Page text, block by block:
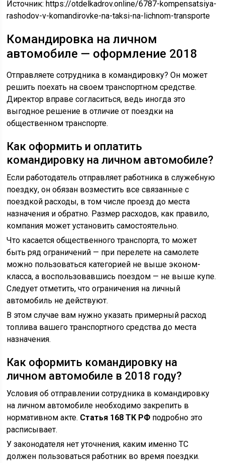
Источник:https://otdelkadrov.online/6787-kompensatsiya-
rashodov-v-komandirovke-na-taksi-na-lichnom-transporte
Командировка на личном
автомобиле — оформление 2018
Отправляете сотрудника в командировку? Он может
решить поехать на своем транспортном средстве.
Директор вправе согласиться, ведь иногда это
выгодное решение в отличие от поездки на
общественном транспорте.
Как оформить и оплатить
командировку на личном автомобиле?
Если работодатель отправляет работника в служебную
поездку, он обязан возместить все связанные с
поездкой расходы, в том числе проезд до места
назначения и обратно. Размер расходов, как правило,
компания может установить самостоятельно.
Что касается общественного транспорта, то может
быть ряд ограничений — при перелете на самолете
можно пользоваться категорией не выше эконом-
класса, а воспользовавшись поездом — не выше купе.
Следует отметить, что ограничения на личный
автомобиль не действуют.
В этом случае вам нужно указать примерный расход
топлива вашего транспортного средства до места
назначения.
Как оформить командировку на
личном автомобиле в 2018 году?
Условия об отправлении сотрудника в командировку
на личном автомобиле необходимо закрепить в
нормативном акте. Статья 168 ТК РФ подробно это
расписывает.
У законодателя нет уточнения, каким именно ТС
должен пользоваться работник во время поездки.